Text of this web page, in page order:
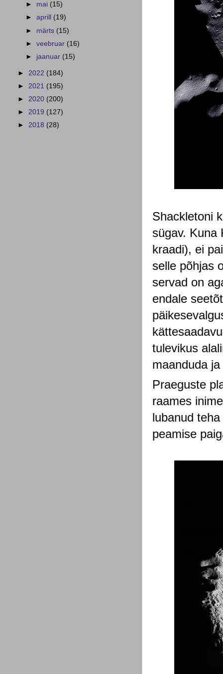
Shackletoni
sügav. Kuna
kraadi), ei
selle põhjas
servad on
endale
tulevikus
maanduda
Praeguste
raames
lubanud
peamise
► mai (15)
►aprill (19)
► märts (15)
►veebruar (16)
► jaanuar (15)
► 2022 (184)
► 2021 (195)
► 2020 (200)
► 2019 (127)
► 2018 (28)